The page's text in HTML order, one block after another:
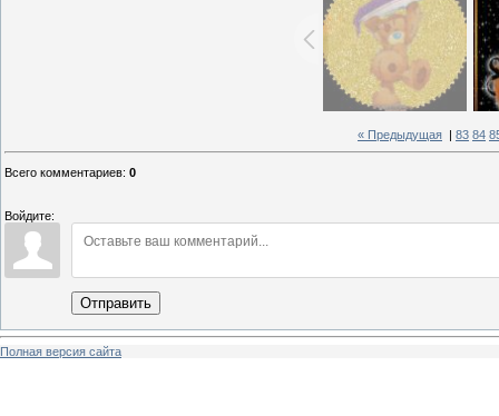
« Предыдущая 83 84
Всего комментариев: 0
Войдите:
Отправить
Полная версия сайта